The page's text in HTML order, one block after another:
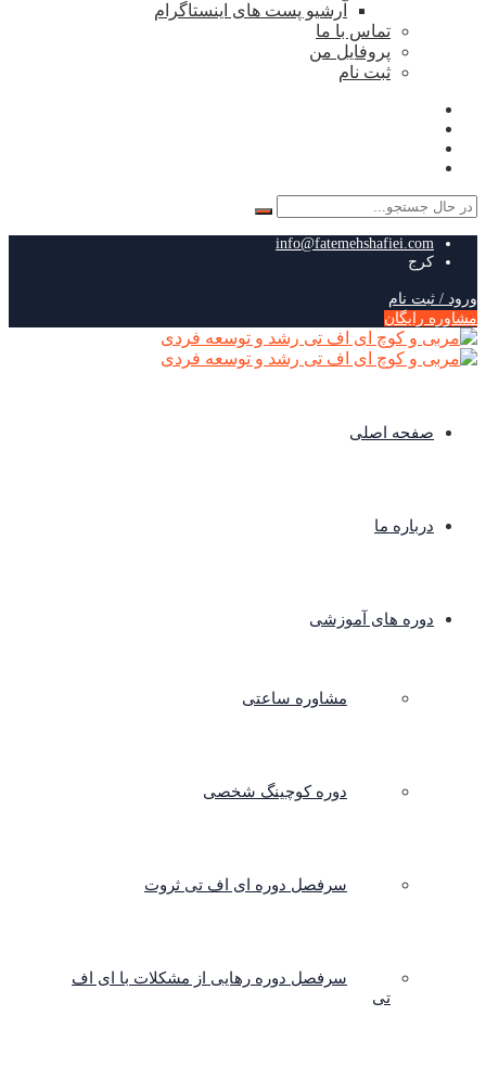
آرشیو پست های اینستاگرام
تماس با ما
پروفایل من
ثبت نام
جستجو
info@fatemehshafiei.com
کرج
ورود / ثبت نام
مشاوره رایگان
صفحه اصلی
درباره ما
دوره های آموزشی
مشاوره ساعتی
دوره کوچینگ شخصی
سرفصل دوره ای اف تی ثروت
سرفصل دوره رهایی از مشکلات با ای اف
تی